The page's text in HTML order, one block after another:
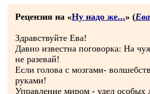
Рецензия на «Ну надо же...» (
Здравствуйте Ева!
Давно известна поговорка: На
не разевай!
Если голова с мозгами-
руками!
Управление миром - удел особых